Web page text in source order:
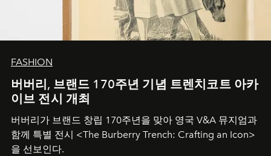
FASHION
버버리, 브랜드 170주년 기념 트렌치코트 아카
이브 전시 개최
버버리가 브랜드 창립 170주년을 맞아 영국 V&A 뮤지엄과
함께 특별 전시 <The Burberry Trench: Crafting an Icon>
을 선보인다.